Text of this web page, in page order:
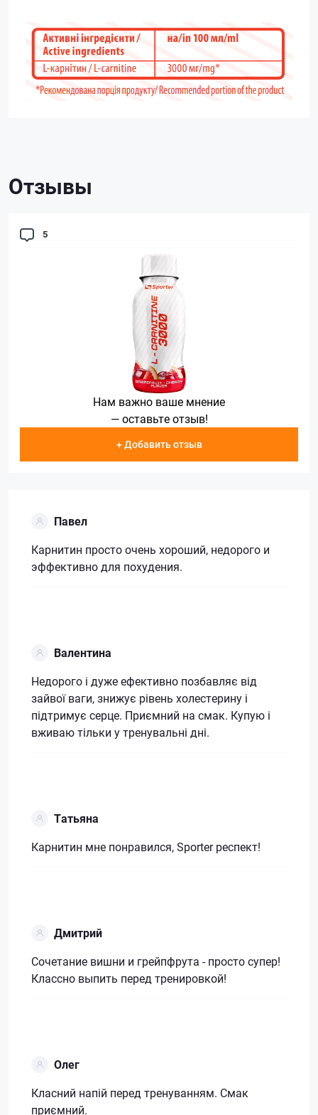
Отзывы
5
Нам важно ваше мнение
— оставьте отзыв!
+ Добавить отзыв
Павел
Карнитин просто очень хороший, недорого и
эффективно для похудения.
Валентина
Недорого і дуже ефективно позбавляє від
зайвої ваги, знижує рівень холестерину і
підтримує серце. Приємний на смак. Купую і
вживаю тільки у тренувальні дні.
Татьяна
Карнитин мне понравился, Sporter респект!
Дмитрий
Сочетание вишни и грейпфрута - просто супер!
Классно выпить перед тренировкой!
Олег
Класний напій перед тренуванням. Смак
приємний.